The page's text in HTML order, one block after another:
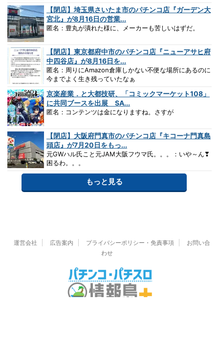
【閉店】埼玉県さいたま市のパチンコ店『ガーデン大
宮北』が8月16日の営業...
匿名：豊丸が潰れた様に、メーカーも苦しいはずだ。
【閉店】東京都府中市のパチンコ店『ニューアサヒ府
中四谷店』が8月16日を...
匿名：周りにAmazon倉庫しかない不便な場所にあるのに
今までよく生き残っていたなぁ
京楽産業．と大都技研、「コミックマーケット108」
に共同ブースを出展 SA...
匿名：コンテンツは金になりますね。さすが
【閉店】大阪府門真市のパチンコ店『キコーナ門真島
頭店』が7月20日をもっ...
元GWハル氏こと元JAM大阪フウマ氏。。。：いや～ん❣
困るわ。。。
もっと見る
運営会社 広告案内 プライバシーポリシー・免責事項
お問い合
わせ